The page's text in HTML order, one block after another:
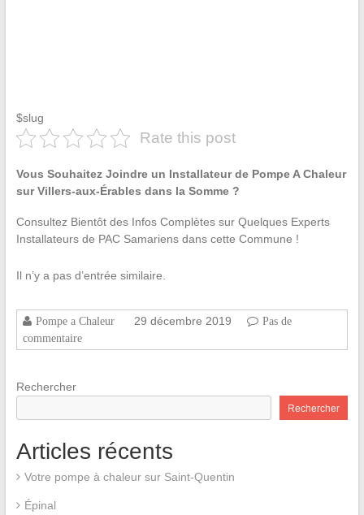
$slug
Rate this post
Vous Souhaitez Joindre un Installateur de Pompe A Chaleur
sur Villers-aux-Érables dans la Somme ?
Consultez Bientôt des Infos Complètes sur Quelques Experts
Installateurs de PAC Samariens dans cette Commune !
Il n’y a pas d’entrée similaire.
Pompe a Chaleur 29 décembre 2019
Pas de
commentaire
Rechercher
Rechercher
Articles récents
Votre pompe à chaleur sur Saint-Quentin
Épinal